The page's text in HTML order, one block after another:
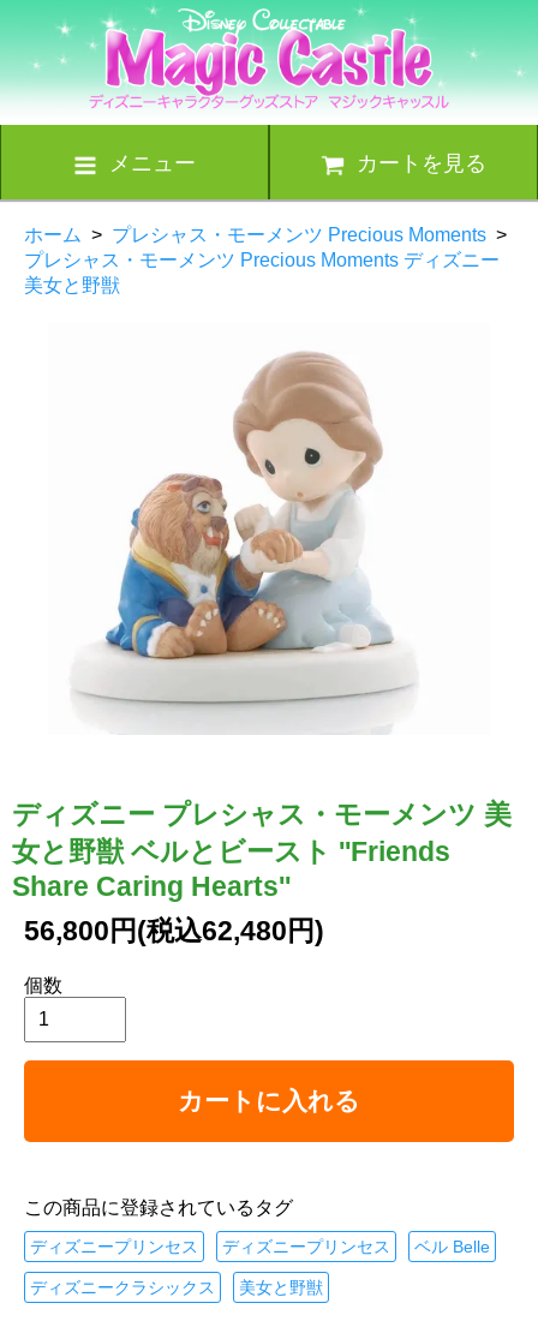
メニュー カートを見る
ホーム > プレシャス・モーメンツ Precious Moments >
プレシャス・モーメンツ Precious Moments ディズニー
美女と野獣
ディズニー プレシャス・モーメンツ 美
女と野獣 ベルとビースト ''Friends
Share Caring Hearts''
56,800円(税込62,480円)
個数
カートに入れる
この商品に登録されているタグ
ディズニープリンセス ディズニープリンセス ベル Belle
ディズニークラシックス 美女と野獣